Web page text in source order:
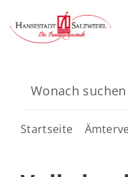
Startseite